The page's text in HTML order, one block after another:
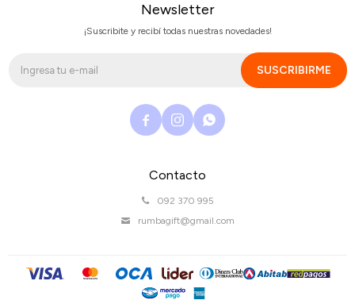
Contacto
092 370 995
rumbagift@gmail.com
Newsletter
¡Suscribite y recibí todas nuestras novedades!
SUSCRIBIRME
  